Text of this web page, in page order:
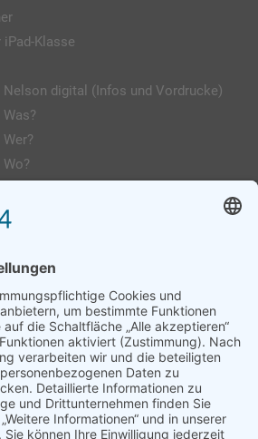
Klasse
Nelson digital (Infos und Vordrucke)